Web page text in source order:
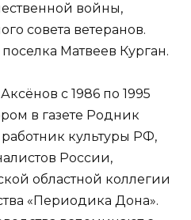
войны,
совета ветеранов.
Матвеев Курган.
с 1986 по 1995
в газете Родник
культуры РФ,
России,
областной коллегии
«Периодика Дона».